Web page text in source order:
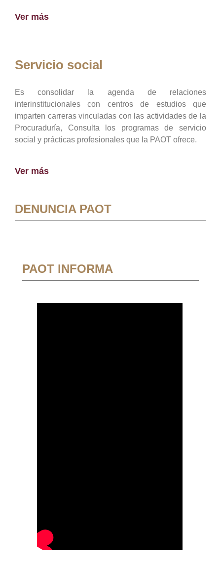
Ver más
Servicio social
Es consolidar la agenda de relaciones
interinstitucionales con centros de estudios que
imparten carreras vinculadas con las actividades de la
Procuraduría, Consulta los programas de servicio
social y prácticas profesionales que la PAOT ofrece.
Ver más
DENUNCIA PAOT
PAOT INFORMA